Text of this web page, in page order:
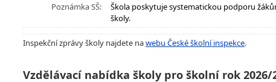
Poznámka SŠ:
Škola poskytuje systematickou podporu
školy.
Inspekční zprávy školy najdete nawebu České školní inspekce.
Vzdělávací nabídka školy pro školní rok 2026/